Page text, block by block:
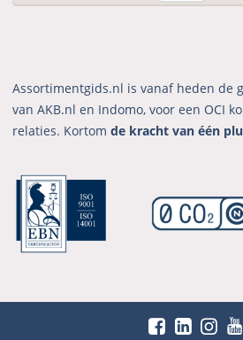
Assortimentgids.nl is vanaf heden de
van AKB.nl en Indomo, voor een OCI
relaties. Kortomde kracht van één